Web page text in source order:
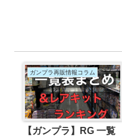
ガンプラ再販情報コラム
【ガンプラ】RG 一覧